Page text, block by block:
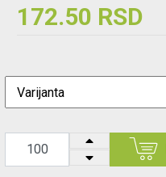
172.50 RSD